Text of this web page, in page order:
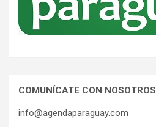
COMUNÍCATE CON NOSOTROS
info@agendaparaguay.com